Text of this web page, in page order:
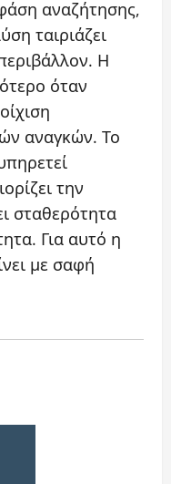
αναζήτησης,
ταιριάζει
Η
όταν
αναγκών. Το
την
σταθερότητα
Για αυτό η
με σαφή